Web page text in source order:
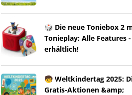
🎲 Die neue Toniebox 2
Tonieplay: Alle Features
erhältlich!
🧒 Weltkindertag 2025:
Gratis-Aktionen &amp;